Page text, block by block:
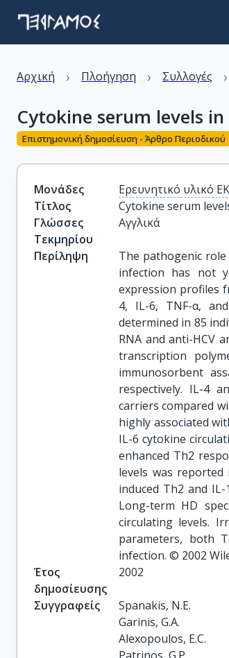
Αρχική › Πλοήγηση › Συλλογές ›
Cytokine serum levels
Επιστημονική δημοσίευση - Άρθρο Περιοδικού
Μονάδες
Ερευνητικό υλικό
Τίτλος
Cytokine serum
Γλώσσες
Τεκμηρίου
Αγγλικά
Περίληψη
The pathogenic role
infection has not
expression profiles
4, IL-6, TNF-α,
determined in 85
RNA and anti-HCV
transcription
immunosorbent
respectively. IL-4
carriers compared
highly associated
IL-6 cytokine
enhanced Th2
levels was
induced Th2 and
Long-term HD
circulating levels.
parameters, both
infection. © 2002
Έτος
δημοσίευσης
2002
Συγγραφείς
Spanakis, N.E.
Garinis, G.A.
Alexopoulos, E.C.